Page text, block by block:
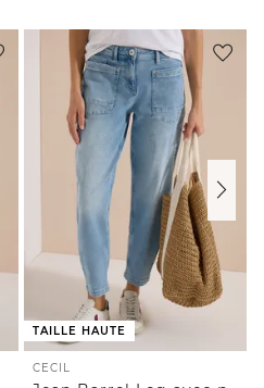
TAILLE HAUTE
CECIL